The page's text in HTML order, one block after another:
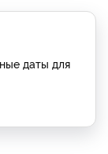
даты для